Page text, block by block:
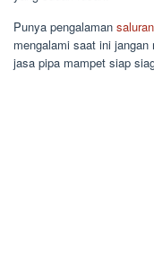
Punya pengalaman
mengalami saat ini
jasa pipa mampet siap